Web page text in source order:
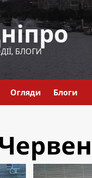
БЛОГИ
Огляди Блоги